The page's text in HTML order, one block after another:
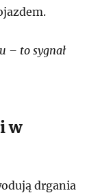
– to sygnał
w
drgania